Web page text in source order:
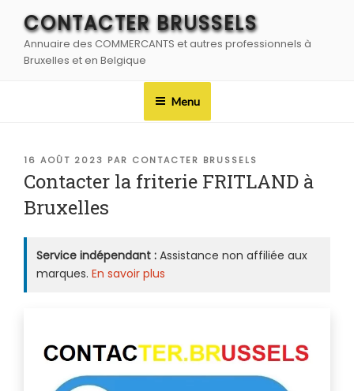
contenu
principal
CONTACTER BRUSSELS
Annuaire des COMMERCANTS et autres professionnels à
Bruxelles et en Belgique
Menu
PUBLIÉ
LE
16 AOÛT 2023 PAR CONTACTER BRUSSELS
Contacter la friterie FRITLAND à
Bruxelles
Service indépendant : Assistance non affiliée aux
marques. En savoir plus